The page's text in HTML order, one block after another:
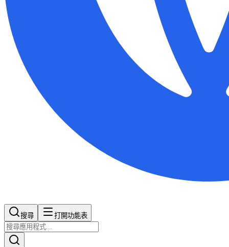
搜尋​​​​ 打開功能表